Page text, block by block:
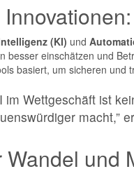
(KI) und
besser einschätzen und
basiert, um sicheren und
im Wettgeschäft ist
macht,”
und